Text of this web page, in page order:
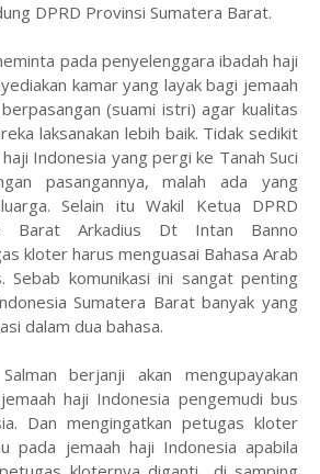
DPRD Provinsi Sumatera Barat.
pada penyelenggara ibadah haji
kamar yang layak bagi jemaah
(suami istri) agar kualitas
laksanakan lebih baik. Tidak sedikit
Indonesia yang pergi ke Tanah Suci
pasangannya, malah ada yang
Selain itu Wakil Ketua DPRD
Barat Arkadius Dt Intan Banno
kloter harus menguasai Bahasa Arab
Sebab komunikasi ini sangat penting
Sumatera Barat banyak yang
dalam dua bahasa.
berjanji akan mengupayakan
haji Indonesia pengemudi bus
Dan mengingatkan petugas kloter
pada jemaah haji Indonesia apabila